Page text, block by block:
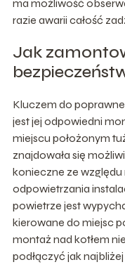
ma możliwość
razie awarii całość
Jak
Kluczem do
jest jej odpowiedni
miejscu położonym
znajdowała się
konieczne ze
odpowietrzania
powietrze jest
kierowane do miejsc
montaż nad kotłem
podłączyć jak najbliżej